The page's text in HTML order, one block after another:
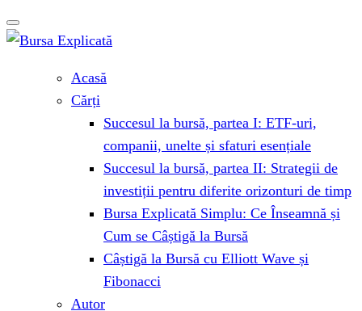
Acasă
Cărți
Succesul la bursă, partea I: ETF-uri,
companii, unelte și sfaturi esențiale
Succesul la bursă, partea II: Strategii de
investiții pentru diferite orizonturi de timp
Bursa Explicată Simplu: Ce Înseamnă și
Cum se Câștigă la Bursă
Câștigă la Bursă cu Elliott Wave și
Fibonacci
Autor